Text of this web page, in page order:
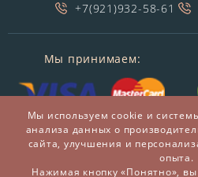
+7(921)932-58-61
Мы принимаем:
Мы используем cookie и
анализа данных о
сайта, улучшения и
опыта.
Нажимая кнопку «Понятно», вы